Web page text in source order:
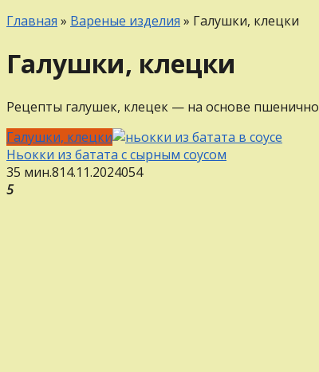
Главная » Вареные изделия » Галушки, клецки
Галушки, клецки
Рецепты галушек, клецек — на основе
Галушки, клецки
Ньокки из батата с сырным соусом
35 мин.814.11.2024054
5